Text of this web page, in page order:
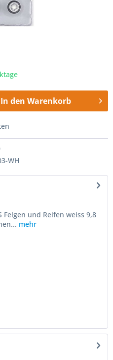
In den Warenkorb
WH
Felgen und Reifen weiss 9,8
mehr